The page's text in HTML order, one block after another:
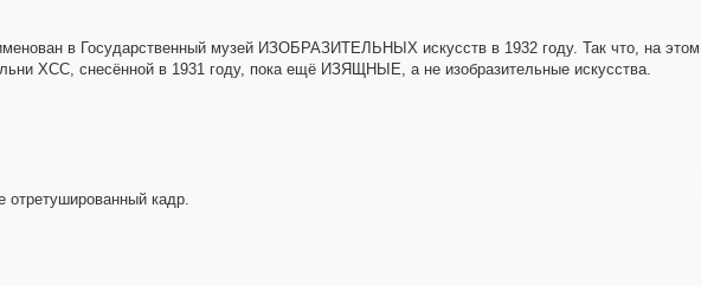
в Государственный музей ИЗОБРАЗИТЕЛЬНЫХ искусств в 1932 году. Так что, на этом
ХСС, снесённой в 1931 году, пока ещё ИЗЯЩНЫЕ, а не изобразительные искусства.
отретушированный кадр.